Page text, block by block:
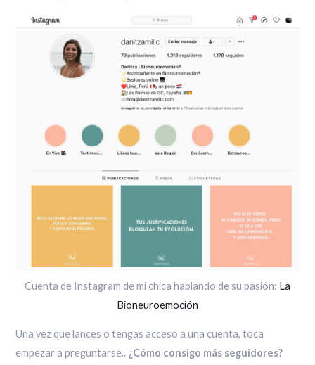
Cuenta de Instagram de mi chica hablando de su pasión: La
Bioneuroemoción
Una vez que lances o tengas acceso a una cuenta, toca
empezar a preguntarse.. ¿Cómo consigo más seguidores?